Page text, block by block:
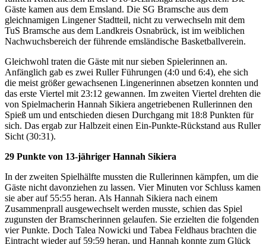
Gäste kamen aus dem Emsland. Die SG Bramsche aus dem
gleichnamigen Lingener Stadtteil, nicht zu verwechseln mit dem
TuS Bramsche aus dem Landkreis Osnabrück, ist im weiblichen
Nachwuchsbereich der führende emsländische Basketballverein.
Gleichwohl traten die Gäste mit nur sieben Spielerinnen an.
Anfänglich gab es zwei Ruller Führungen (4:0 und 6:4), ehe sich
die meist größer gewachsenen Lingenerinnen absetzen konnten und
das erste Viertel mit 23:12 gewannen. Im zweiten Viertel drehten die
von Spielmacherin Hannah Sikiera angetriebenen Rullerinnen den
Spieß um und entschieden diesen Durchgang mit 18:8 Punkten für
sich. Das ergab zur Halbzeit einen Ein-Punkte-Rückstand aus Ruller
Sicht (30:31).
29 Punkte von 13-jähriger Hannah Sikiera
In der zweiten Spielhälfte mussten die Rullerinnen kämpfen, um die
Gäste nicht davonziehen zu lassen. Vier Minuten vor Schluss kamen
sie aber auf 55:55 heran. Als Hannah Sikiera nach einem
Zusammenprall ausgewechselt werden musste, schien das Spiel
zugunsten der Bramscherinnen gelaufen. Sie erzielten die folgenden
vier Punkte. Doch Talea Nowicki und Tabea Feldhaus brachten die
Eintracht wieder auf 59:59 heran, und Hannah konnte zum Glück